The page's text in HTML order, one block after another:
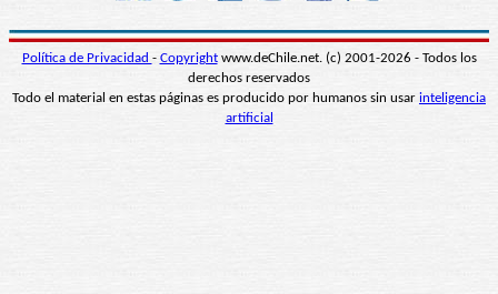
Política de Privacidad - Copyrightwww.deChile.net. (c) 2001-2026 - Todos los
derechos reservados
Todo el material en estas páginas es producido por humanos sin usar inteligencia
artificial